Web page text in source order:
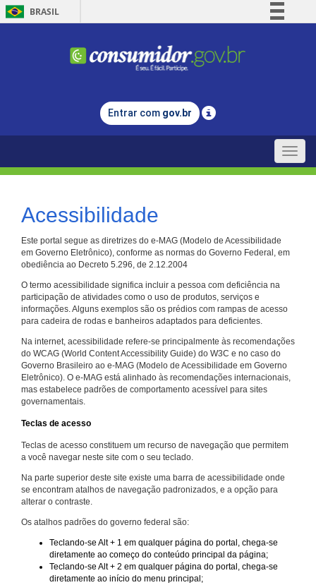
BRASIL
Comunica BR
Legislação
Entrar com gov.br
Toggle
Acessibilidade
Este portal segue as diretrizes do e-MAG (Modelo de Acessibilidade
em Governo Eletrônico), conforme as normas do Governo Federal, em
obediência ao Decreto 5.296, de 2.12.2004
O termo acessibilidade significa incluir a pessoa com deficiência na
participação de atividades como o uso de produtos, serviços e
informações. Alguns exemplos são os prédios com rampas de acesso
para cadeira de rodas e banheiros adaptados para deficientes.
Na internet, acessibilidade refere-se principalmente às recomendações
do WCAG (World Content Accessibility Guide) do W3C e no caso do
Governo Brasileiro ao e-MAG (Modelo de Acessibilidade em Governo
Eletrônico). O e-MAG está alinhado às recomendações internacionais,
mas estabelece padrões de comportamento acessível para sites
governamentais.
Teclas de acesso
Teclas de acesso constituem um recurso de navegação que permitem
a você navegar neste site com o seu teclado.
Na parte superior deste site existe uma barra de acessibilidade onde
se encontram atalhos de navegação padronizados, e a opção para
alterar o contraste.
Os atalhos padrões do governo federal são:
Teclando-se Alt + 1 em qualquer página do portal, chega-se
diretamente ao começo do conteúdo principal da página;
Teclando-se Alt + 2 em qualquer página do portal, chega-se
diretamente ao início do menu principal;